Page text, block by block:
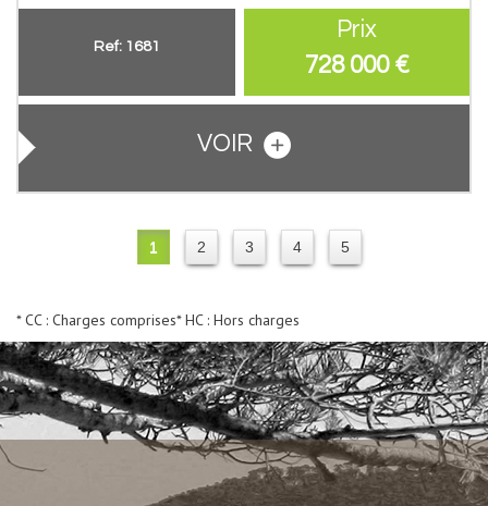
Ref: 1681
Prix
728 000 €
VOIR
1 2 3 4 5
* CC : Charges comprises* HC : Hors charges